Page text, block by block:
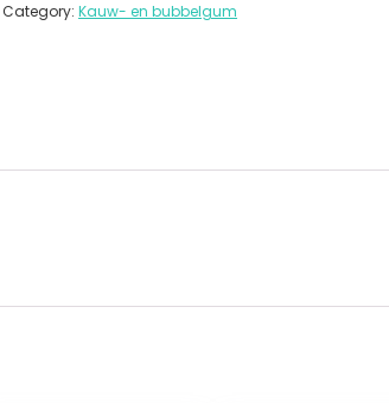
Category: Kauw- en bubbelgum